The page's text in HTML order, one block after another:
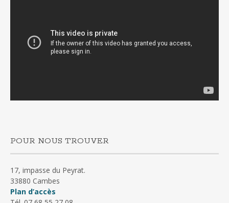
POUR NOUS TROUVER
17, impasse du Peyrat.
33880 Cambes
Plan d’accès